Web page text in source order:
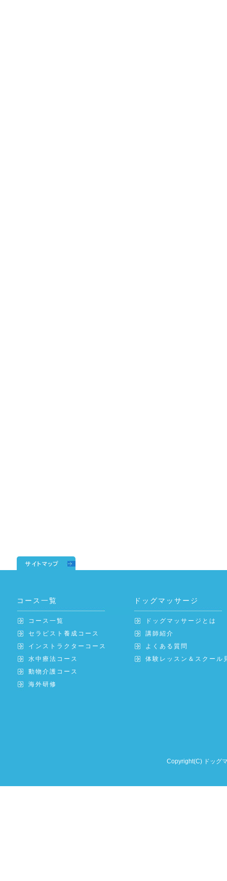
コース一覧 ドッグマッサージ
コース一覧
ドッグマッサージとは
セラピスト養成コース
講師紹介
インストラクターコース
よくある質問
水中療法コース
体験レッスン＆スクール
動物介護コース
海外研修
Copyright(C) ドッグ